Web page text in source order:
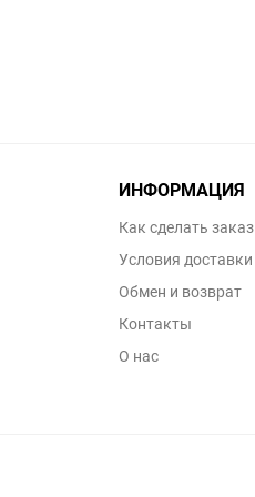
ИНФОРМАЦИЯ
Как сделать заказ
Условия доставки
Обмен и возврат
Контакты
О нас